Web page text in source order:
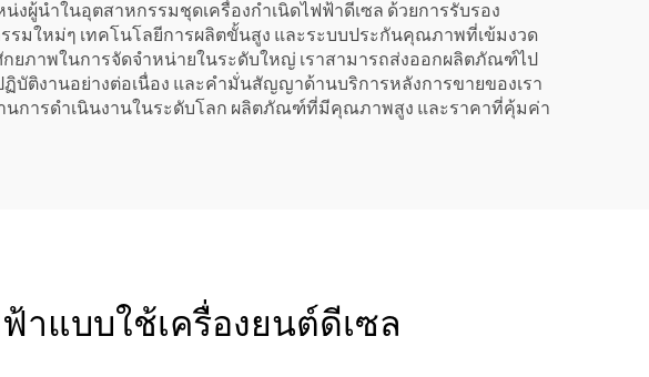
น่งผู้นำในอุตสาหกรรมชุดเครื่องกำเนิดไฟฟ้าดีเซล ด้วยการรับรอง
รมใหม่ๆ เทคโนโลยีการผลิตขั้นสูง และระบบประกันคุณภาพที่เข้มงวด
ยภาพในการจัดจำหน่ายในระดับใหญ่ เราสามารถส่งออกผลิตภัณฑ์ไป
ฏิบัติงานอย่างต่อเนื่อง และคำมั่นสัญญาด้านบริการหลังการขายของเรา
นการดำเนินงานในระดับโลก ผลิตภัณฑ์ที่มีคุณภาพสูง และราคาที่คุ้มค่า
าแบบใช้เครื่องยนต์ดีเซล